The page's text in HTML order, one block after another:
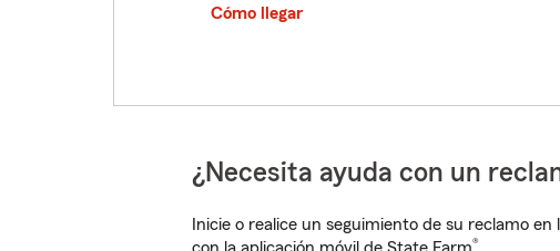
Cómo llegar
¿Necesita ayuda con un
Inicie o realice un seguimiento de su reclamo en
®